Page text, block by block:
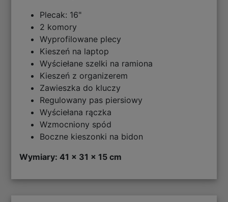
Plecak: 16"
2 komory
Wyprofilowane plecy
Kieszeń na laptop
Wyściełane szelki na ramiona
Kieszeń z organizerem
Zawieszka do kluczy
Regulowany pas piersiowy
Wyściełana rączka
Wzmocniony spód
Boczne kieszonki na bidon
Wymiary: 41 x 31 x 15 cm